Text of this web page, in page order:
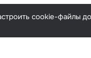
Русский
cookie-файлы